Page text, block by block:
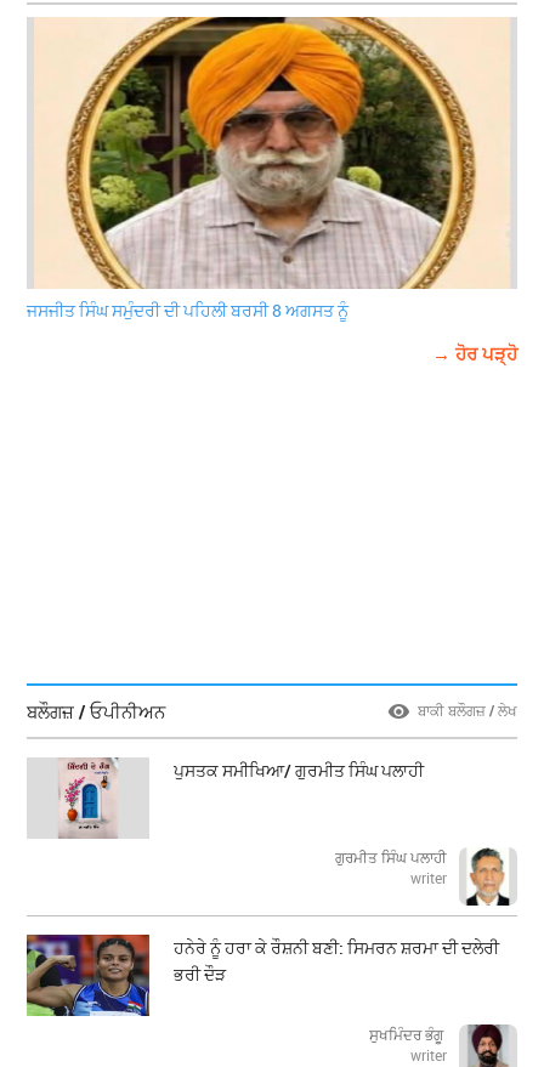
ਜਸਜੀਤ ਸਿੰਘ ਸਮੁੰਦਰੀ ਦੀ ਪਹਿਲੀ ਬਰਸੀ 8 ਅਗਸਤ ਨੂੰ
→ ਹੋਰ ਪੜ੍ਹੋ
ਬਲੌਗਜ਼ / ਓਪੀਨੀਅਨ ਬਾਕੀ ਬਲੌਗਜ਼ / ਲੇਖ
ਪੁਸਤਕ ਸਮੀਖਿਆ/ ਗੁਰਮੀਤ ਸਿੰਘ ਪਲਾਹੀ
ਗੁਰਮੀਤ ਸਿੰਘ ਪਲਾਹੀ
writer
ਹਨੇਰੇ ਨੂੰ ਹਰਾ ਕੇ ਰੌਸ਼ਨੀ ਬਣੀ: ਸਿਮਰਨ ਸ਼ਰਮਾ ਦੀ ਦਲੇਰੀ
ਭਰੀ ਦੌੜ
ਸੁਖਮਿੰਦਰ ਭੰਗੂ
writer